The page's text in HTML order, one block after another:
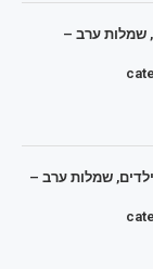
שמלות ערב –
שמלות ערב –